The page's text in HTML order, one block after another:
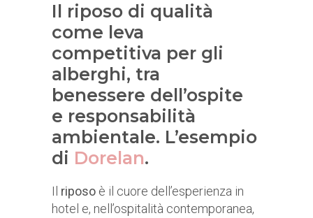
Il riposo di qualità
come leva
competitiva per gli
alberghi, tra
benessere dell’ospite
e responsabilità
ambientale. L’esempio
di Dorelan.
Il riposo è il cuore dell’esperienza in
hotel e, nell’ospitalità contemporanea,